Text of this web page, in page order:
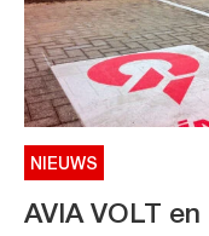
NIEUWS
AVIA VOLT